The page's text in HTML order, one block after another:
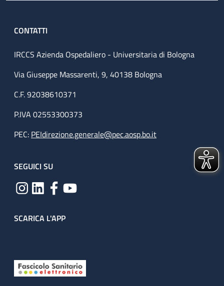
CONTATTI
IRCCS Azienda Ospedaliero - Universitaria di Bologna
Via Giuseppe Massarenti, 9, 40138 Bologna
C.F. 92038610371
P.IVA 02553300373
PEC: PEIdirezione.generale@pec.aosp.bo.it
SEGUICI SU
SCARICA L'APP